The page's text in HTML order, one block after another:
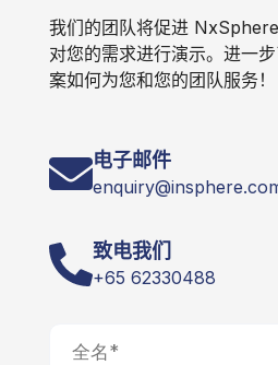
我们的团队将促进 NxSphere
对您的需求进行演示。进一
案如何为您和您的团队服务！
电子邮件
致电我们
+65 62330488